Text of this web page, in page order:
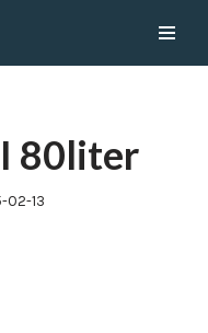
80liter
02-13